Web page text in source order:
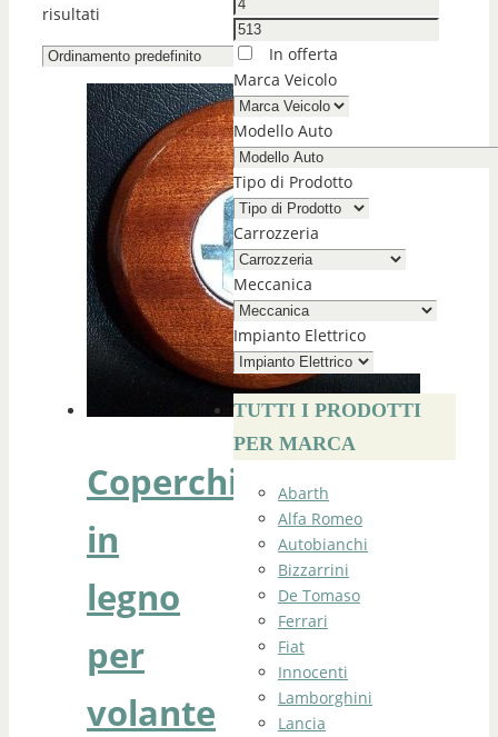
risultati
Coperchio
in
legno
per
volante
In offerta
Marca Veicolo
Modello Auto
Tipo di Prodotto
Carrozzeria
Meccanica
Impianto Elettrico
TUTTI I PRODOTTI
PER MARCA
Abarth
Alfa Romeo
Autobianchi
Bizzarrini
De Tomaso
Ferrari
Fiat
Innocenti
Lamborghini
Lancia